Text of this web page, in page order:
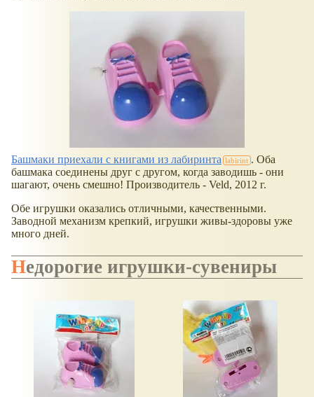
Башмаки приехали с книгами из лабиринта
. Оба
башмака соединены друг с другом, когда заводишь - они
шагают, очень смешно! Производитель - Veld, 2012 г.
Обе игрушки оказались отличными, качественными.
Заводной механизм крепкий, игрушки живы-здоровы уже
много дней.
Недорогие игрушки-сувениры